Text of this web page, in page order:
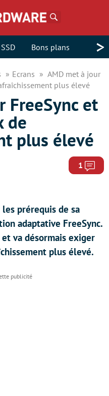
SSD Bons plans >
Ecrans
AMD met à jour
plus élevé
FreeSync et
de
plus élevé
1
prérequis de sa
adaptative FreeSync.
va désormais exiger
plus élevé.